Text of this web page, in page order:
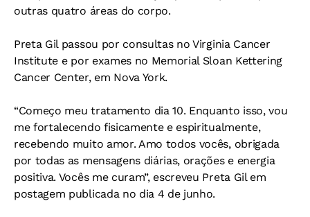
outras quatro áreas do corpo.
Preta Gil passou por consultas no Virginia Cancer
Institute e por exames no Memorial Sloan Kettering
Cancer Center, em Nova York.
“Começo meu tratamento dia 10. Enquanto isso, vou
me fortalecendo fisicamente e espiritualmente,
recebendo muito amor. Amo todos vocês, obrigada
por todas as mensagens diárias, orações e energia
positiva. Vocês me curam”, escreveu Preta Gil em
postagem publicada no dia 4 de junho.